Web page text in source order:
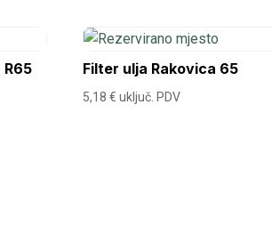
R65 Filter ulja Rakovica 65
5,18€ uključ. PDV